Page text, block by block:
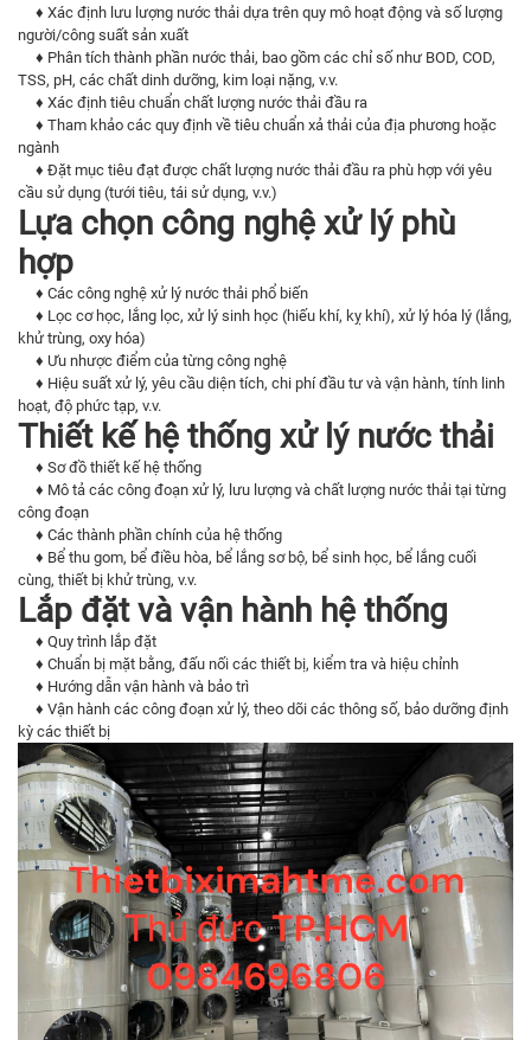
♦ Xác định lưu lượng nước thải dựa trên quy mô hoạt động và số lượng
người/công suất sản xuất
♦ Phân tích thành phần nước thải, bao gồm các chỉ số như BOD, COD,
TSS, pH, các chất dinh dưỡng, kim loại nặng, v.v.
♦ Xác định tiêu chuẩn chất lượng nước thải đầu ra
♦ Tham khảo các quy định về tiêu chuẩn xả thải của địa phương hoặc
ngành
♦ Đặt mục tiêu đạt được chất lượng nước thải đầu ra phù hợp với yêu
cầu sử dụng (tưới tiêu, tái sử dụng, v.v.)
Lựa chọn công nghệ xử lý phù
hợp
♦ Các công nghệ xử lý nước thải phổ biến
♦ Lọc cơ học, lắng lọc, xử lý sinh học (hiếu khí, kỵ khí), xử lý hóa lý (lắng,
khử trùng, oxy hóa)
♦ Ưu nhược điểm của từng công nghệ
♦ Hiệu suất xử lý, yêu cầu diện tích, chi phí đầu tư và vận hành, tính linh
hoạt, độ phức tạp, v.v.
Thiết kế hệ thống xử lý nước thải
♦ Sơ đồ thiết kế hệ thống
♦ Mô tả các công đoạn xử lý, lưu lượng và chất lượng nước thải tại từng
công đoạn
♦ Các thành phần chính của hệ thống
♦ Bể thu gom, bể điều hòa, bể lắng sơ bộ, bể sinh học, bể lắng cuối
cùng, thiết bị khử trùng, v.v.
Lắp đặt và vận hành hệ thống
♦ Quy trình lắp đặt
♦ Chuẩn bị mặt bằng, đấu nối các thiết bị, kiểm tra và hiệu chỉnh
♦ Hướng dẫn vận hành và bảo trì
♦ Vận hành các công đoạn xử lý, theo dõi các thông số, bảo dưỡng định
kỳ các thiết bị